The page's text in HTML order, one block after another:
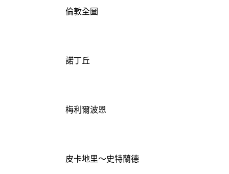
倫敦全圖
諾丁丘
梅利爾波恩
皮卡地里～史特蘭德